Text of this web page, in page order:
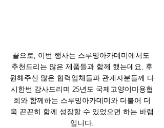
끝으로, 이번 행사는 스루밍아카데미에서도
추천드리는 많은 제품들과 함께 했는데요, 후
원해주신 많은 협력업체들과 관계자분들께 다
시한번 감사드리며 25년도 국제고양이미용협
회와 함께하는 스루밍아카데미와 더불어 더
욱 끈끈히 함께 성장할 수 있었으면 하는 바램
입니다.